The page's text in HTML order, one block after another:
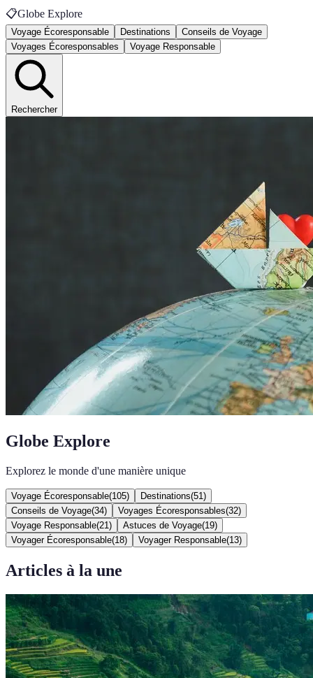
📋Globe Explore
Voyage Écoresponsable Destinations
Conseils de Voyage
Voyages Écoresponsables
Voyage Responsable
Rechercher
Globe Explore
Explorez le monde d'une manière unique
Voyage Écoresponsable(105) Destinations(51 )
Conseils de Voyage(34) Voyages Écoresponsables(32)
Voyage Responsable(21 ) Astuces de Voyage(19)
Voyager Écoresponsable(18) Voyager Responsable(13)
Articles à la une